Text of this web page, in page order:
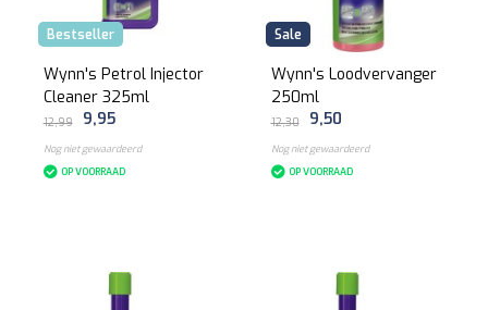
Bestseller
Wynn's Petrol Injector
Cleaner 325ml
12,99 9,95
Nog niet gewaardeerd
OP VOORRAAD
Sale
Wynn's Loodvervanger
250ml
12,30 9,50
Nog niet gewaardeerd
OP VOORRAAD